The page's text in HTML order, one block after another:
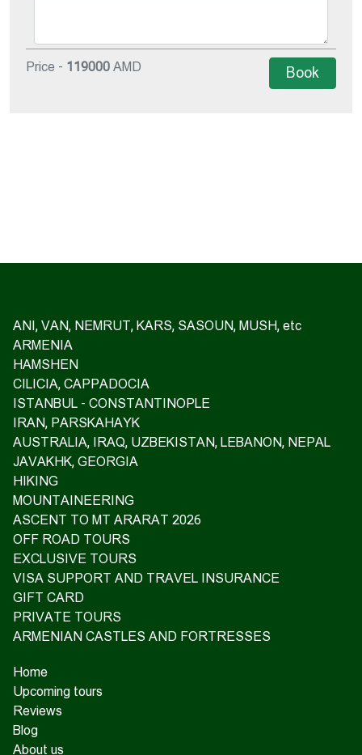
Price - 119000 AMD Book
ANI, VAN, NEMRUT, KARS, SASOUN, MUSH, etc
ARMENIA
HAMSHEN
CILICIA, CAPPADOCIA
ISTANBUL - CONSTANTINOPLE
IRAN, PARSKAHAYK
AUSTRALIA, IRAQ, UZBEKISTAN, LEBANON, NEPAL
JAVAKHK, GEORGIA
HIKING
MOUNTAINEERING
ASCENT TO MT ARARAT 2026
OFF ROAD TOURS
EXCLUSIVE TOURS
VISA SUPPORT AND TRAVEL INSURANCE
GIFT CARD
PRIVATE TOURS
ARMENIAN CASTLES AND FORTRESSES
Home
Upcoming tours
Reviews
Blog
About us